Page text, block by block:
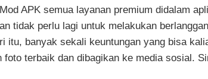
APK semua layanan premium didalam
tidak perlu lagi untuk melakukan
itu, banyak sekali keuntungan yang bisa
terbaik dan dibagikan ke media sosial.